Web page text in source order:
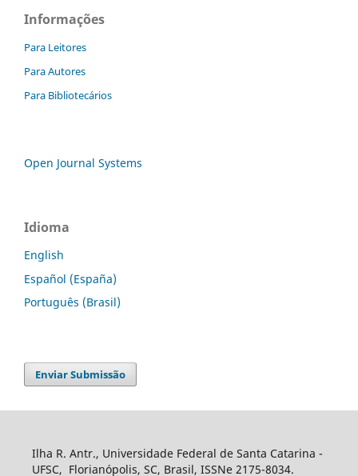
Informações
Para Leitores
Para Autores
Para Bibliotecários
Open Journal Systems
Idioma
English
Español (España)
Português (Brasil)
Enviar Submissão
Ilha R. Antr., Universidade Federal de Santa Catarina -
UFSC, Florianópolis, SC, Brasil, ISSNe 2175-8034.